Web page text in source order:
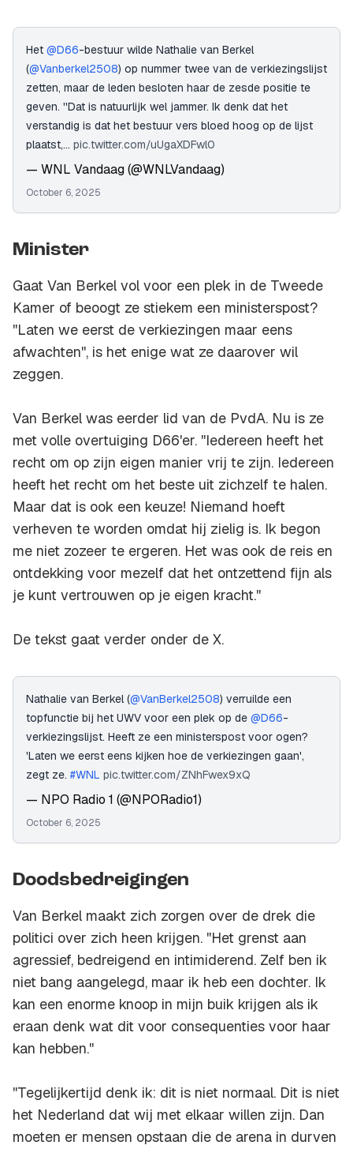
Het @D66-bestuur wilde Nathalie van Berkel
(@Vanberkel2508) op nummer twee van de verkiezingslijst
zetten, maar de leden besloten haar de zesde positie te
geven. ''Dat is natuurlijk wel jammer. Ik denk dat het
verstandig is dat het bestuur vers bloed hoog op de lijst
plaatst,… pic.twitter.com/uUgaXDFwl0
— WNL Vandaag (@WNLVandaag)
October 6, 2025
Minister
Gaat Van Berkel vol voor een plek in de Tweede
Kamer of beoogt ze stiekem een ministerspost?
''Laten we eerst de verkiezingen maar eens
afwachten'', is het enige wat ze daarover wil
zeggen.
Van Berkel was eerder lid van de PvdA. Nu is ze
met volle overtuiging D66'er. ''Iedereen heeft het
recht om op zijn eigen manier vrij te zijn. Iedereen
heeft het recht om het beste uit zichzelf te halen.
Maar dat is ook een keuze! Niemand hoeft
verheven te worden omdat hij zielig is. Ik begon
me niet zozeer te ergeren. Het was ook de reis en
ontdekking voor mezelf dat het ontzettend fijn als
je kunt vertrouwen op je eigen kracht.''
De tekst gaat verder onder de X.
Nathalie van Berkel (@VanBerkel2508) verruilde een
topfunctie bij het UWV voor een plek op de @D66-
verkiezingslijst. Heeft ze een ministerspost voor ogen?
'Laten we eerst eens kijken hoe de verkiezingen gaan',
zegt ze. #WNL pic.twitter.com/ZNhFwex9xQ
— NPO Radio 1 (@NPORadio1)
October 6, 2025
Doodsbedreigingen
Van Berkel maakt zich zorgen over de drek die
politici over zich heen krijgen. ''Het grenst aan
agressief, bedreigend en intimiderend. Zelf ben ik
niet bang aangelegd, maar ik heb een dochter. Ik
kan een enorme knoop in mijn buik krijgen als ik
eraan denk wat dit voor consequenties voor haar
kan hebben.''
''Tegelijkertijd denk ik: dit is niet normaal. Dit is niet
het Nederland dat wij met elkaar willen zijn. Dan
moeten er mensen opstaan die de arena in durven